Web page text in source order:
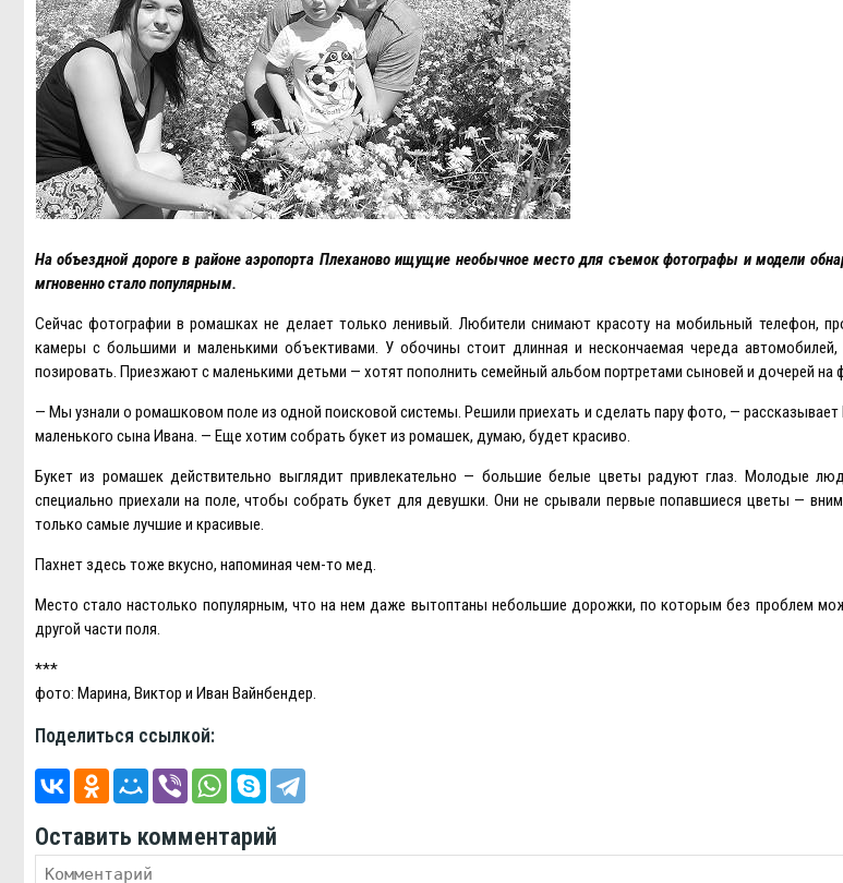
На объездной дороге в районе аэропорта Плеханово ищущие необычное место для съемок фотографы и модели
мгновенно стало популярным.
Сейчас фотографии в ромашках не делает только ленивый. Любители снимают красоту на мобильный телефон,
камеры с большими и маленькими объективами. У обочины стоит длинная и нескончаемая череда
позировать. Приезжают с маленькими детьми — хотят пополнить семейный альбом портретами сыновей и дочерей на
— Мы узнали о ромашковом поле из одной поисковой системы. Решили приехать и сделать пару фото, —
маленького сына Ивана. — Eще хотим собрать букет из ромашек, думаю, будет красиво.
Букет из ромашек действительно выглядит привлекательно — большие белые цветы радуют глаз. Молодые
специально приехали на поле, чтобы собрать букет для девушки. Они не срывали первые попавшиеся цветы —
только самые лучшие и красивые.
Пахнет здесь тоже вкусно, напоминая чем-то мед.
Место стало настолько популярным, что на нем даже вытоптаны небольшие дорожки, по которым без проблем
другой части поля.
***
фото: Марина, Виктор и Иван Вайнбендер.
Поделиться ссылкой:
Оставить комментарий